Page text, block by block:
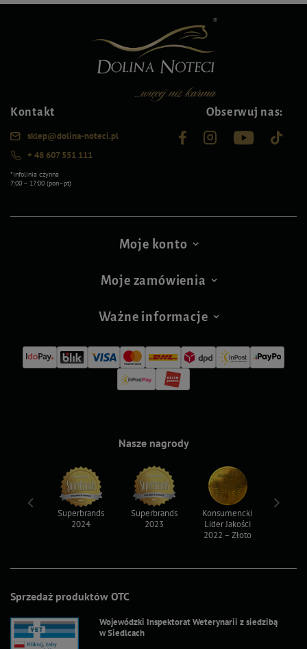
Kontakt
sklep@dolina-noteci.pl
+ 48 607 551 111
*Infolinia czynna
7:00 – 17:00 (pon–pt)
Obserwuj nas:
Moje konto
Moje zamówienia
Ważne informacje
Sprzedaż produktów OTC
Wojewódzki Inspektorat Weterynarii z siedzibą
w Siedlcach
Nasze nagrody
Superbrands
2024
Superbrands
2023
Konsumencki
Lider Jakości
2022 – Złoto